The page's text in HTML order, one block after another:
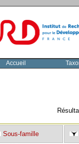
Accueil
Sous-famille